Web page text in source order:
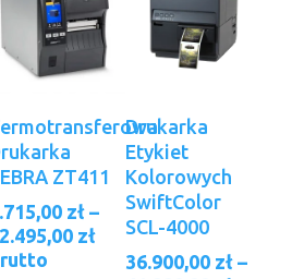
Wybierz Opcje
ZT411
zł –
złZakres
cen:
Wybierz Opcje
produkt
ma
wiele
wariantów.
można
Drukarka
Etykiet
Kolorowych
SwiftColor
SCL-4000
36.900,00 zł –